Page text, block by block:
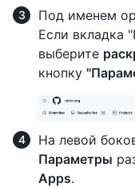
Под именем
Если вкладка
выберите
кнопку
На левой
Параметры
Apps.